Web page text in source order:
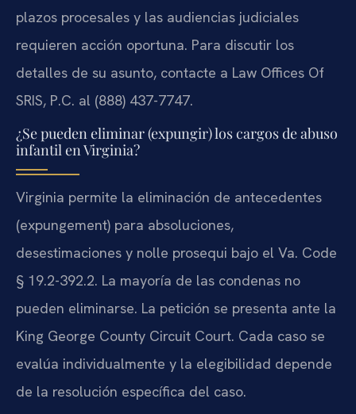
plazos procesales y las audiencias judiciales
requieren acción oportuna. Para discutir los
detalles de su asunto, contacte a Law Offices Of
SRIS, P.C. al (888) 437-7747.
¿Se pueden eliminar (expungir) los cargos de abuso
infantil en Virginia?
Virginia permite la eliminación de antecedentes
(expungement) para absoluciones,
desestimaciones y nolle prosequi bajo el Va. Code
§ 19.2-392.2. La mayoría de las condenas no
pueden eliminarse. La petición se presenta ante la
King George County Circuit Court. Cada caso se
evalúa individualmente y la elegibilidad depende
de la resolución específica del caso.